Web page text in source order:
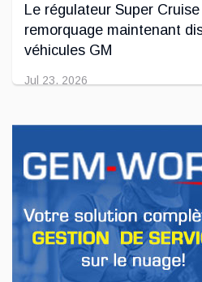
Le régulateur Super
remorquage maintenant
véhicules GM
Jul 23, 2026
INNOVATION / FLOTTE
en Europe
Jul 22, 2026
AFFAIRES
Premier contact